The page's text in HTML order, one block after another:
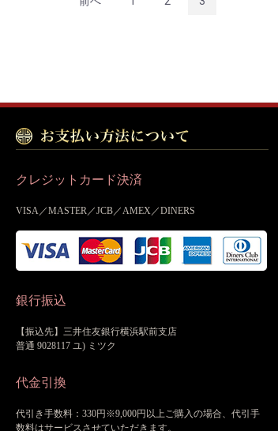
クレジットカード決済
VISA／MASTER／JCB／AMEX／DINERS
銀行振込
【振込先】三井住友銀行横浜駅前支店
普通 9028117 ユ) ミツク
代金引換
代引き手数料：330円※9,000円以上ご購入の場合、代引手
数料はサービスさせていただきます。